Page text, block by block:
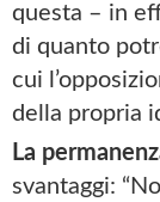
questa – in
di quanto
cui
della propria
La
svantaggi: